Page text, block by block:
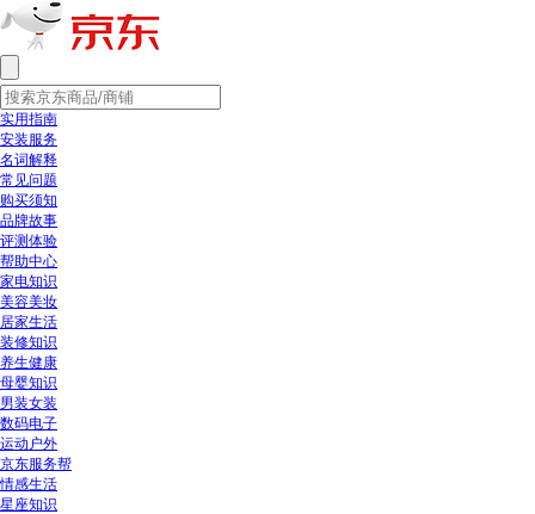
实用指南
安装服务
名词解释
常见问题
购买须知
品牌故事
评测体验
帮助中心
家电知识
美容美妆
居家生活
装修知识
养生健康
母婴知识
男装女装
数码电子
运动户外
京东服务帮
情感生活
星座知识